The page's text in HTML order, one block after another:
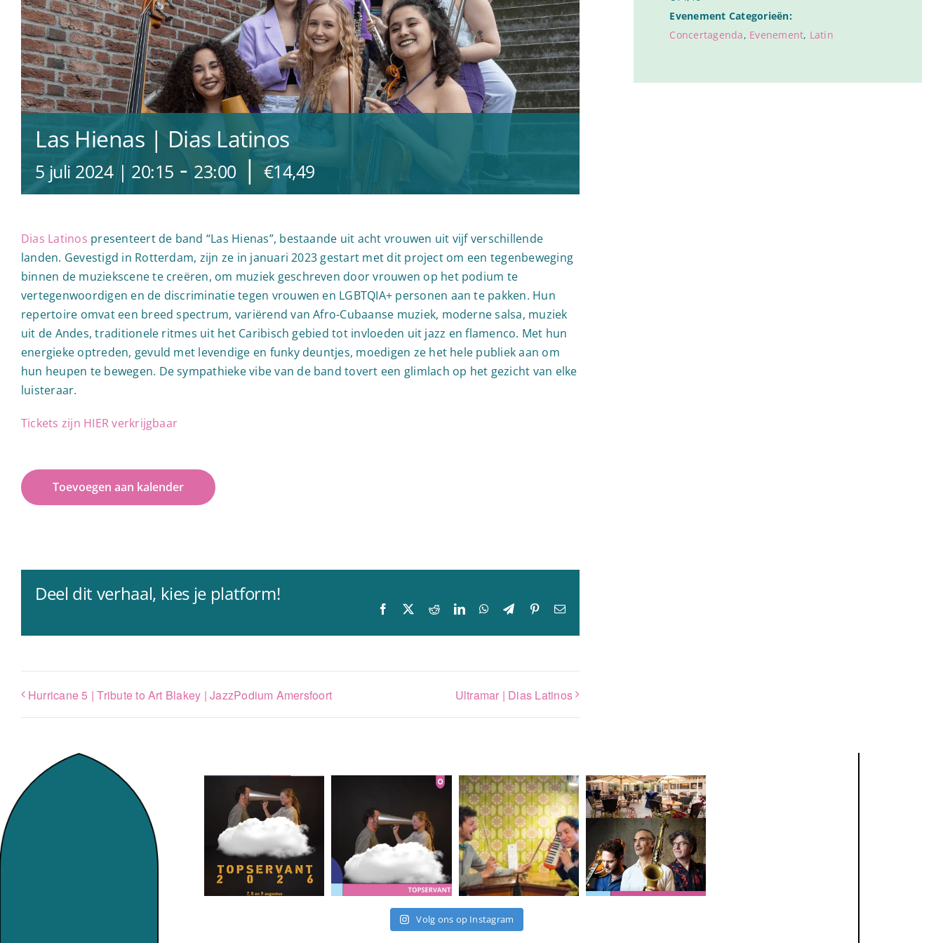
Las Hienas | Dias Latinos
5 juli 2024 | 20:15 -23:00 | €14,49
Dias Latinos presenteert de band “Las Hienas”, bestaande uit acht vrouwen uit vijf verschillende
landen. Gevestigd in Rotterdam, zijn ze in januari 2023 gestart met dit project om een tegenbeweging
binnen de muziekscene te creëren, om muziek geschreven door vrouwen op het podium te
vertegenwoordigen en de discriminatie tegen vrouwen en LGBTQIA+ personen aan te pakken. Hun
repertoire omvat een breed spectrum, variërend van Afro-Cubaanse muziek, moderne salsa, muziek
uit de Andes, traditionele ritmes uit het Caribisch gebied tot invloeden uit jazz en flamenco. Met hun
energieke optreden, gevuld met levendige en funky deuntjes, moedigen ze het hele publiek aan om
hun heupen te bewegen. De sympathieke vibe van de band tovert een glimlach op het gezicht van elke
luisteraar.
Tickets zijn HIER verkrijgbaar
Toevoegen aan kalender
Deel dit verhaal, kies je platform!
Facebook RedditLinkedInWhatsApp
TelegramPinterest
E-
Hurricane 5 | Tribute to Art Blakey | JazzPodium Amersfoort Ultramar | Dias Latinos
Evenement Categorieën:
Concertagenda, Evenement, Latin
Volg ons op Instagram